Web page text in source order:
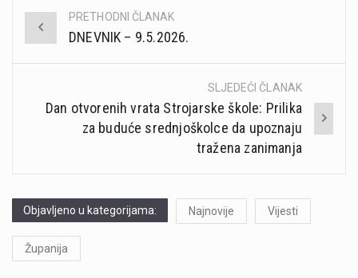
Post
PRETHODNI ČLANAK
DNEVNIK – 9.5.2026.
SLJEDEĆI ČLANAK
Dan otvorenih vrata Strojarske škole: Prilika
za buduće srednjoškolce da upoznaju
tražena zanimanja
Objavljeno u kategorijama: Najnovije Vijesti
Županija